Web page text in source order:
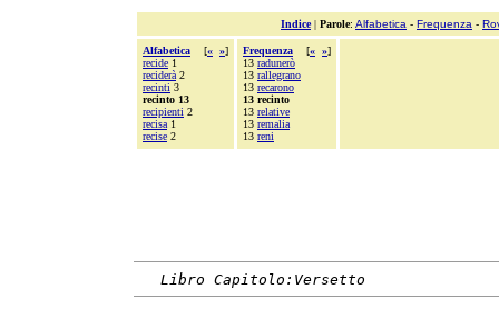
Indice| Parole: Alfabetica - Frequenza -
Alfabetica [« »]
recide 1
reciderà 2
recinti 3
recinto 13
recipienti 2
recisa 1
recise 2
Frequenza [« »]
13 radunerò
13 rallegrano
13 recarono
13 recinto
13 relative
13 remalia
13 reni
Libro Capitolo:Versetto